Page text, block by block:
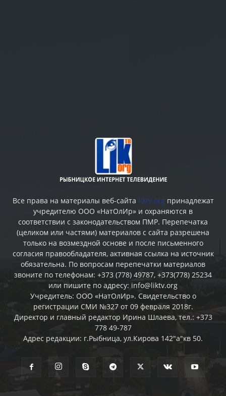
Все права на материалы веб-сайта liktv.org принадлежат
учредителю ООО «НатОлИр» и охраняются в
соответствии с законодательством ПМР. Перепечатка
(целиком или частями) материалов c сайта разрешена
только на возмездной основе и после письменного
согласия правообладателя, активная ссылка на источник
обязательна. По вопросам перепечатки материалов
звоните по телефонам: +373 (778) 49787, +373(778) 25234
или пишите по адресу: info@liktv.org
Учредитель: ООО «НатОлИр». Свидетельство о
регистрации СМИ №327 от 09 февраля 2018г.
Директор и главный редактор Ирина Шлаева, тел.: +373
778 49-787
Адрес редакции: г.Рыбница, ул.Кирова 142"а"кв 50.